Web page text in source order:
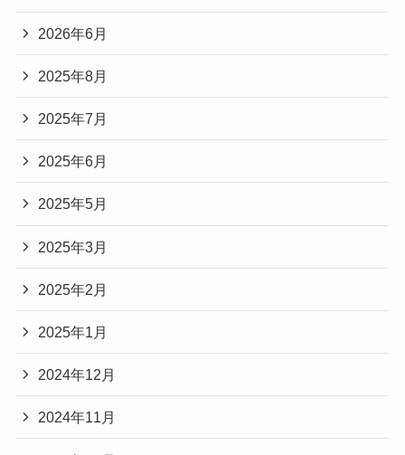
2026年6月
2025年8月
2025年7月
2025年6月
2025年5月
2025年3月
2025年2月
2025年1月
2024年12月
2024年11月